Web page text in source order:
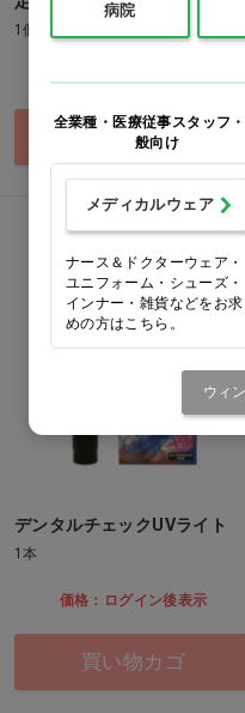
1個
買い物カゴ
デンタルチェックUVライト
1本
価格：ログイン後表示
買い物カゴ
病院
全業種・医療従事スタッフ
般向け
メディカルウェア
ナース＆ドクターウェア・
ユニフォーム・シューズ・
インナー・雑貨などをお求
めの方はこちら。
ウィ